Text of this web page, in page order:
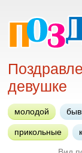
девушке
молодой
прикольные